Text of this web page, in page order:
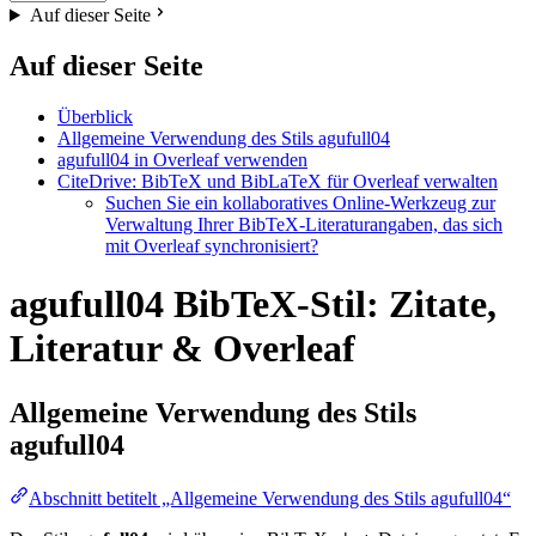
Auf dieser Seite
Auf dieser Seite
Überblick
Allgemeine Verwendung des Stils agufull04
agufull04 in Overleaf verwenden
CiteDrive: BibTeX und BibLaTeX für Overleaf verwalten
Suchen Sie ein kollaboratives Online-Werkzeug zur
Verwaltung Ihrer BibTeX-Literaturangaben, das sich
mit Overleaf synchronisiert?
agufull04 BibTeX-Stil: Zitate,
Literatur & Overleaf
Allgemeine Verwendung des Stils
agufull04
Abschnitt betitelt „Allgemeine Verwendung des Stils agufull04“